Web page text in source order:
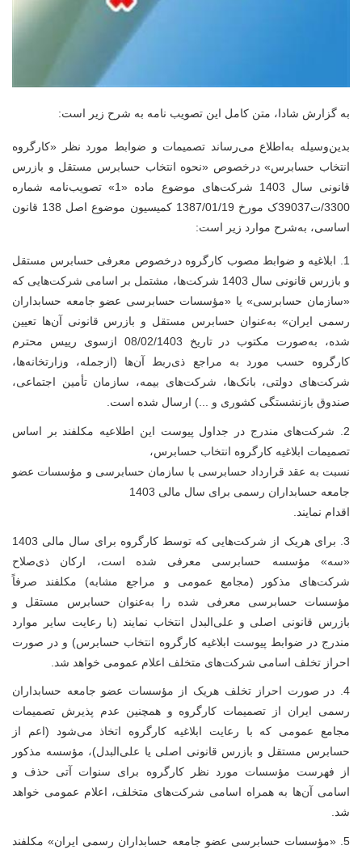
به گزارش شادا، متن کامل این تصویب نامه به شرح زیر است:
بدین‌وسیله به‌اطلاع می‌رساند تصمیمات و ضوابط مورد نظر «کارگروه
انتخاب حسابرس» درخصوص «نحوه انتخاب حسابرس مستقل و بازرس
قانونی سال 1403 شرکت‌های موضوع ماده «1»
تصویب‌نامه شماره
3300/ت39037ک مورخ 1387/01/19 کمیسیون موضوع اصل 138 قانون
اساسی، به‌شرح موارد زیر است:
1.
ابلاغیه و ضوابط مصوب کارگروه درخصوص معرفی حسابرس مستقل
و بازرس قانونی سال 1403 شرکت‌ها، مشتمل ‌بر اسامی شرکت‌هایی که
«سازمان حسابرسی» یا «مؤسسات حسابرسی عضو جامعه حسابداران
رسمی ایران» به‌عنوان حسابرس مستقل و بازرس قانونی آن‌ها تعیین
شده، به‌صورت مکتوب در تاریخ 08/02/1403 ازسوی رییس محترم
کارگروه حسب مورد به مراجع ذی‌ربط آن‌ها (ازجمله، وزارتخانه‌ها،
شرکت‌های دولتی، بانک‌ها، شرکت‌های بیمه، سازمان تأمین اجتماعی،
صندوق بازنشستگی کشوری و ...) ارسال شده است.
2.
شرکت‌های مندرج در جداول پیوست این اطلاعیه مکلفند بر اساس
تصمیمات ابلاغیه کارگروه انتخاب حسابرس،
نسبت به عقد قرارداد حسابرسی با سازمان حسابرسی و مؤسسات عضو
جامعه حسابداران رسمی برای سال مالی 1403
اقدام نمایند.
3.
برای هریک از شرکت‌هایی که توسط کارگروه برای سال مالی 1403
«سه» مؤسسه حسابرسی معرفی شده است، ارکان ذی‌صلاح
شرکت‌های مذکور (مجامع عمومی و مراجع مشابه) مکلفند صرفاً
مؤسسات حسابرسی معرفی شده را به‌عنوان حسابرس مستقل و
بازرس قانونی اصلی و علی‌البدل انتخاب نمایند (با رعایت سایر موارد
مندرج در ضوابط پیوست ابلاغیه کارگروه انتخاب حسابرس) و در صورت
احراز تخلف اسامی شرکت‌های متخلف اعلام عمومی خواهد شد.
4.
در صورت احراز تخلف هریک از مؤسسات عضو جامعه حسابداران
رسمی ایران از تصمیمات کارگروه و همچنین عدم پذیرش تصمیمات
مجامع عمومی که با رعایت ابلاغیه کارگروه اتخاذ می‌شود (اعم از
حسابرس مستقل و بازرس قانونی اصلی یا علی‌البدل)، مؤسسه مذکور
از فهرست مؤسسات مورد نظر کارگروه برای سنوات آتی حذف و
اسامی آن‌ها به همراه اسامی شرکت‌های متخلف، اعلام عمومی خواهد
شد.
5. «مؤسسات حسابرسی عضو جامعه حسابداران رسمی ایران» مکلفند